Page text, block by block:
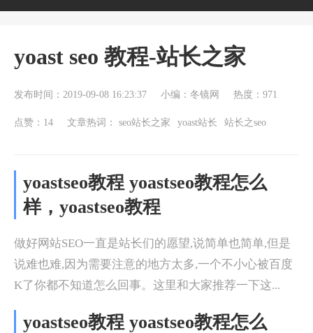
yoast seo 教程-站长之家
发布时间：2019-09-08 16:23:37 小编：冬镜网 热度：971
点赞：14 文章热词： seo站长之家 yoast站长 站长之seo
yoastseo教程 yoastseo教程怎么
样，yoastseo教程
做好网站SEO一直是站长们的愿望,说简单也简单,但是
说难也难,因为需要注意的地方太多,一个不小心被百度
K了你都不知道怎么回事。这里和大家推荐一下这...
yoastseo教程 yoastseo教程怎么